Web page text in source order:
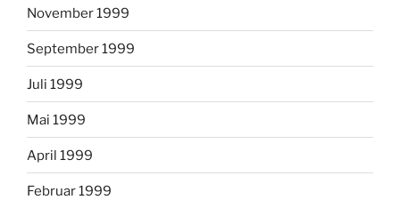
November 1999
September 1999
Juli 1999
Mai 1999
April 1999
Februar 1999